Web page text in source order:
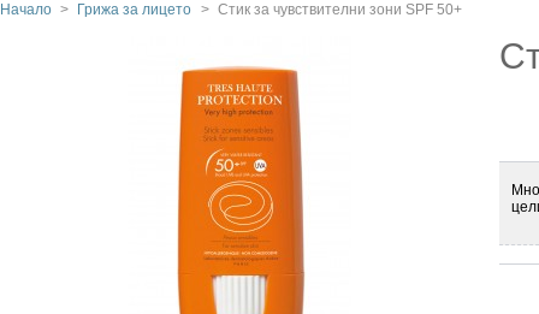
Начало > Грижа за лицето > Стик за чувствителни зони SPF 50+